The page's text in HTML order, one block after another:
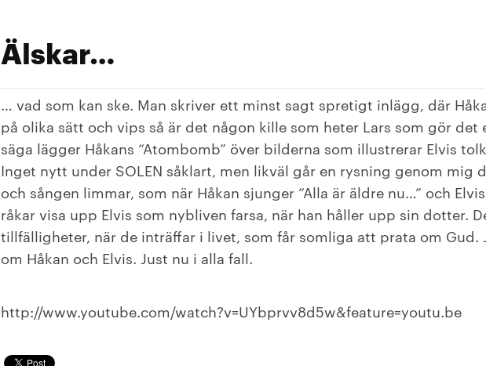
Älskar…
… vad som kan ske. Man skriver ett minst sagt spretigt inlägg, där
på olika sätt och vips så är det någon kille som heter Lars som gör det
säga lägger Håkans “Atombomb” över bilderna som illustrerar Elvis
Inget nytt under SOLEN såklart, men likväl går en rysning genom mig
och sången limmar, som när Håkan sjunger “Alla är äldre nu…” och
råkar visa upp Elvis som nybliven farsa, när han håller upp sin dotter.
tillfälligheter, när de inträffar i livet, som får somliga att prata om Gud.
om Håkan och Elvis. Just nu i alla fall.
http://www.youtube.com/watch?v=UYbprvv8d5w&feature=youtu.be